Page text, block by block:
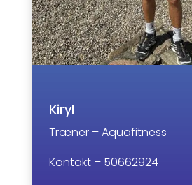
Kiryl
Træner – Aquafitness
Kontakt – 50662924